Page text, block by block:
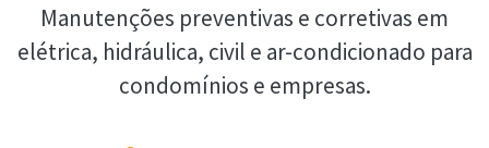
Manutenções preventivas e corretivas em
elétrica, hidráulica, civil e ar-condicionado para
condomínios e empresas.